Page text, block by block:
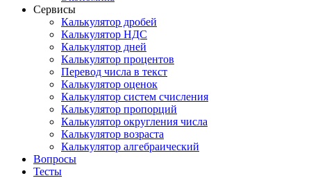
Сервисы
Калькулятор дробей
Калькулятор НДС
Калькулятор дней
Калькулятор процентов
Перевод числа в текст
Калькулятор оценок
Калькулятор систем счисления
Калькулятор пропорций
Калькулятор округления числа
Калькулятор возраста
Калькулятор алгебраический
Вопросы
Тесты